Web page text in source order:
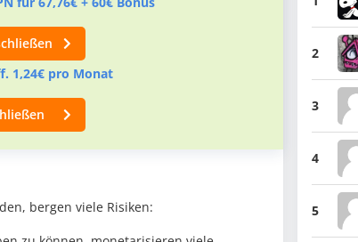
1,24€ pro Monat
bergen viele Risiken:
2
3
4
5